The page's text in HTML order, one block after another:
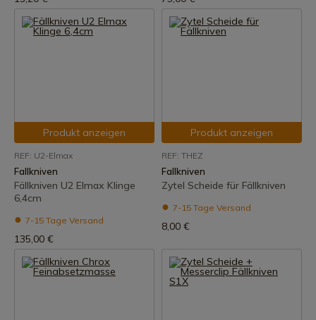
Produkt anzeigen
REF: U2-Elmax
Fallkniven
Fällkniven U2 Elmax Klinge
6,4cm
7-15 Tage Versand
135,00 €
Produkt anzeigen
REF: THEZ
Fallkniven
Zytel Scheide für Fällkniven
7-15 Tage Versand
8,00 €